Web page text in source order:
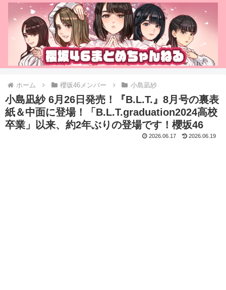
ホーム 櫻坂46メンバー 小島凪紗
小島凪紗 6月26日発売！『B.L.T.』8月号の裏表
紙＆中面に登場！「B.L.T.graduation2024高校
卒業」以来、約2年ぶりの登場です！櫻坂46
2026.06.17 2026.06.19